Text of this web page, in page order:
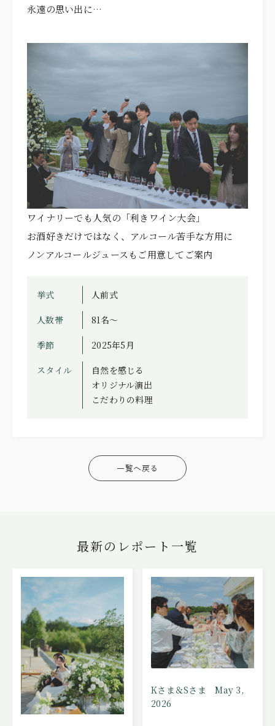
永遠の思い出に…
ワイナリーでも人気の「利きワイン大会」
お酒好きだけではなく、アルコール苦手な方用に
ノンアルコールジュースもご用意してご案内
挙式 人前式
人数帯 81名～
季節 2025年5月
スタイル
自然を感じる
オリジナル演出
こだわりの料理
一覧へ戻る
最新のレポート一覧
Kさま＆Sさま May 3,
2026